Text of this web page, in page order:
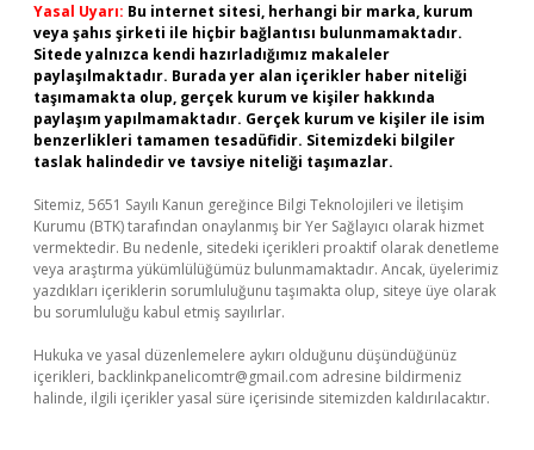
Yasal Uyarı: Bu internet sitesi, herhangi bir marka, kurum
veya şahıs şirketi ile hiçbir bağlantısı bulunmamaktadır.
Sitede yalnızca kendi hazırladığımız makaleler
paylaşılmaktadır. Burada yer alan içerikler haber niteliği
taşımamakta olup, gerçek kurum ve kişiler hakkında
paylaşım yapılmamaktadır. Gerçek kurum ve kişiler ile isim
benzerlikleri tamamen tesadüfidir. Sitemizdeki bilgiler
taslak halindedir ve tavsiye niteliği taşımazlar.
Sitemiz, 5651 Sayılı Kanun gereğince Bilgi Teknolojileri ve İletişim
Kurumu (BTK) tarafından onaylanmış bir Yer Sağlayıcı olarak hizmet
vermektedir. Bu nedenle, sitedeki içerikleri proaktif olarak denetleme
veya araştırma yükümlülüğümüz bulunmamaktadır. Ancak, üyelerimiz
yazdıkları içeriklerin sorumluluğunu taşımakta olup, siteye üye olarak
bu sorumluluğu kabul etmiş sayılırlar.
Hukuka ve yasal düzenlemelere aykırı olduğunu düşündüğünüz
içerikleri, backlinkpanelicomtr@gmail.com adresine bildirmeniz
halinde, ilgili içerikler yasal süre içerisinde sitemizden kaldırılacaktır.